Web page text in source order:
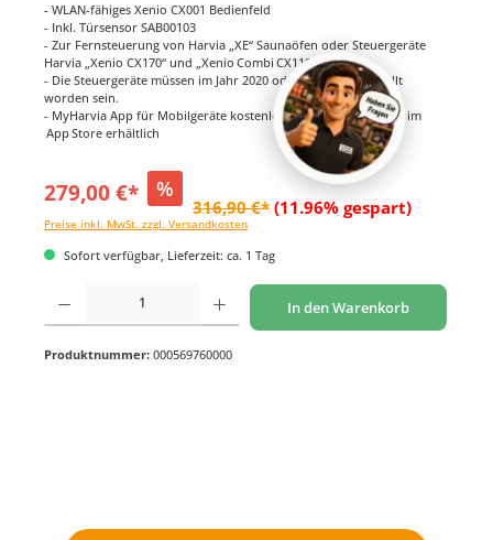
- WLAN-fähiges Xenio CX001 Bedienfeld
- Inkl. Türsensor SAB00103
- Zur Fernsteuerung von Harvia „XE“ Saunaöfen oder Steuergeräte
Harvia „Xenio CX170“ und „Xenio Combi CX110C“
- Die Steuergeräte müssen im Jahr 2020 oder später hergestellt
worden sein.
- MyHarvia App für Mobilgeräte kostenlos bei Google Play und im
App Store erhältlich
279,00 €* %
316,90 €* (11.96% gespart)
Preise inkl. MwSt. zzgl. Versandkosten
Sofort verfügbar, Lieferzeit: ca. 1 Tag
Produkt Anzahl: Gib den gewünschten Wert ein oder benutze die Schaltflächen um
In den Warenkorb
Produktnummer: 000569760000